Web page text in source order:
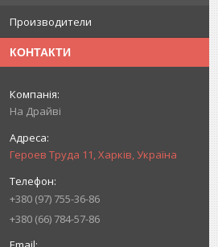
Производители
КОНТАКТИ
На Драйві
Героев Труда 11, Харків, Україна
+380 (97) 755-36-86
+380 (66) 784-57-86